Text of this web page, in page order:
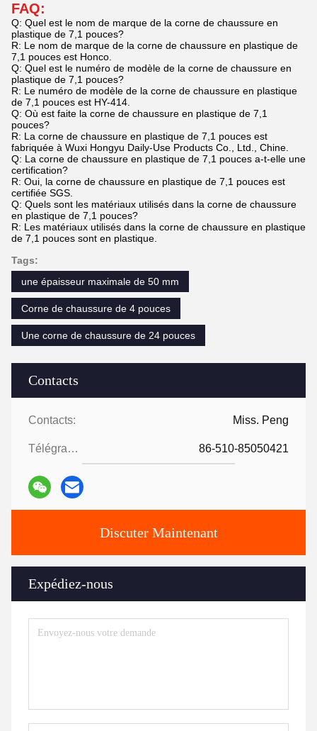
Contacts
Contacts: Miss. Peng
Télégramme: 86-510-85050421
Discuter Maintenant
Expédiez-nous
FAQ:
Q: Quel est le nom de marque de la corne de chaussure en
plastique de 7,1 pouces?
R: Le nom de marque de la corne de chaussure en plastique de
7,1 pouces est Honco.
Q: Quel est le numéro de modèle de la corne de chaussure en
plastique de 7,1 pouces?
R: Le numéro de modèle de la corne de chaussure en plastique
de 7,1 pouces est HY-414.
Q: Où est faite la corne de chaussure en plastique de 7,1
pouces?
R: La corne de chaussure en plastique de 7,1 pouces est
fabriquée à Wuxi Hongyu Daily-Use Products Co., Ltd., Chine.
Q: La corne de chaussure en plastique de 7,1 pouces a-t-elle une
certification?
R: Oui, la corne de chaussure en plastique de 7,1 pouces est
certifiée SGS.
Q: Quels sont les matériaux utilisés dans la corne de chaussure
en plastique de 7,1 pouces?
R: Les matériaux utilisés dans la corne de chaussure en plastique
de 7,1 pouces sont en plastique.
Tags:
une épaisseur maximale de 50 mm
Corne de chaussure de 4 pouces
Une corne de chaussure de 24 pouces